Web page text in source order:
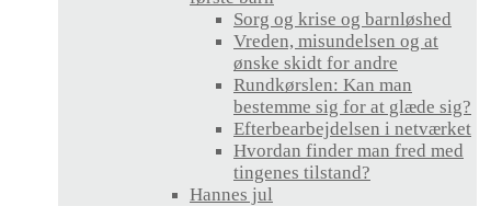
Sorg og krise og barnløshed
Vreden, misundelsen og at
ønske skidt for andre
Rundkørslen: Kan man
bestemme sig for at glæde sig?
Efterbearbejdelsen i netværket
Hvordan finder man fred med
tingenes tilstand?
Hannes jul